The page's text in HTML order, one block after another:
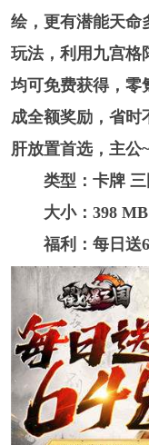
绘，更有潜能天命
玩法，利用九宫格
均可免费获得，零
成全额奖励，省时
肝放置首选，主公
类型：卡牌
大小：398 MB
福利：每日送